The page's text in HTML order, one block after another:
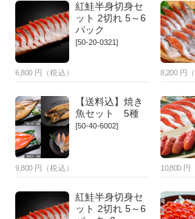
紅鮭半身切身セ
ット 2切れ 5～6
パック
[50-20-0321]
6,800 円（税込） 8,200 円
【送料込】焼き
魚セット 5種
[50-40-6002]
9,800 円（税込） 10,800 円
紅鮭半身切身セ
ット 2切れ 5～6